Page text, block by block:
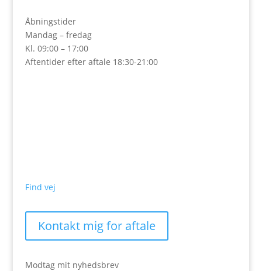
Åbningstider
Mandag – fredag
Kl. 09:00 – 17:00
Aftentider efter aftale 18:30-21:00
Find vej
Kontakt mig for aftale
Modtag mit nyhedsbrev